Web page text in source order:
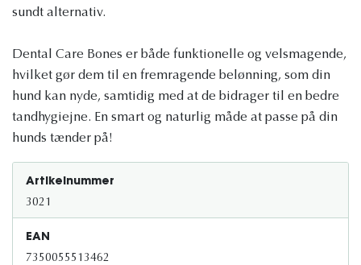
sundt alternativ.
Dental Care Bones er både funktionelle og velsmagende,
hvilket gør dem til en fremragende belønning, som din
hund kan nyde, samtidig med at de bidrager til en bedre
tandhygiejne. En smart og naturlig måde at passe på din
hunds tænder på!
Artikelnummer
3021
EAN
7350055513462